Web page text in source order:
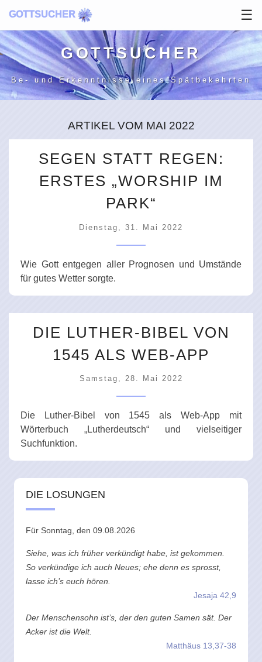
GOTTSUCHER ☰
GOTT­SUCHER
Be- und Erkenntnisse eines Spätbekehrten
ARTIKEL VOM MAI 2022
SEGEN STATT REGEN:
ERSTES „WORSHIP IM
PARK“
Dienstag, 31. Mai 2022
Wie Gott entgegen aller Prognosen und Umstände
für gutes Wetter sorgte.
DIE LUTHER-BIBEL VON
1545 ALS WEB-APP
Samstag, 28. Mai 2022
Die Luther-Bibel von 1545 als Web-App mit
Wörterbuch „Lutherdeutsch“ und vielseitiger
Suchfunktion.
DIE LOSUNGEN
Für Sonntag, den 09.08.2026
Siehe, was ich früher verkündigt habe, ist gekommen.
So verkündige ich auch Neues; ehe denn es sprosst,
lasse ich’s euch hören.
Jesaja 42,9
Der Menschensohn ist’s, der den guten Samen sät. Der
Acker ist die Welt.
Matthäus 13,37-38